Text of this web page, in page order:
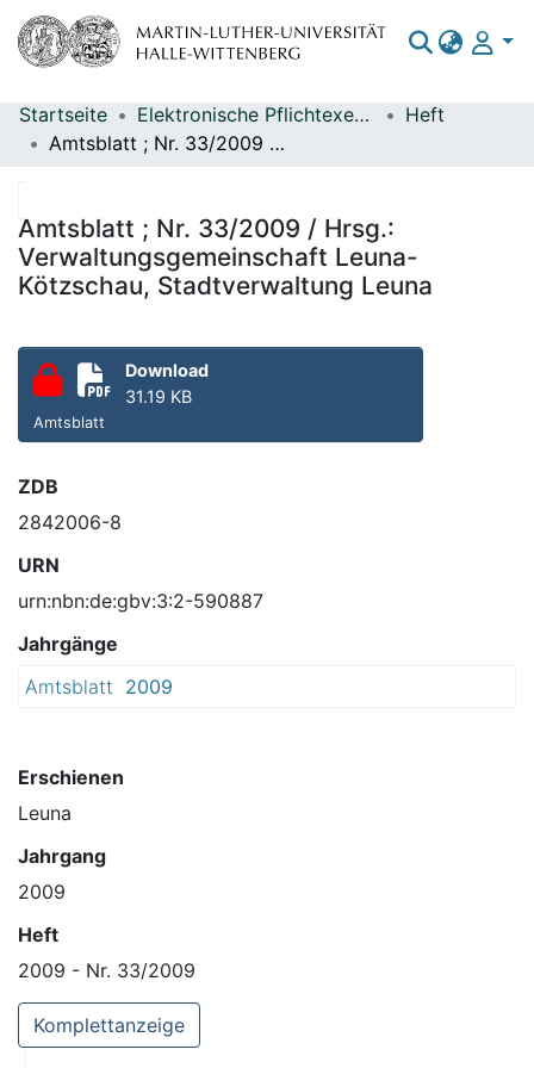
Bereiche & Sammlungen
Statistiken
Startseite Elektronische Pflichtexemplare
Heft
Amtsblatt ; Nr. 33/2009 / Hrsg.: Verwaltungsgemeinschaft Leuna-Kötzschau, Stadtverwaltung Leuna
Amtsblatt ; Nr. 33/2009 / Hrsg.:
Verwaltungsgemeinschaft Leuna-
Kötzschau, Stadtverwaltung Leuna
Download
31.19 KB
Amtsblatt
ZDB
2842006-8
URN
urn:nbn:de:gbv:3:2-590887
Jahrgänge
Amtsblatt 2009
Erschienen
Leuna
Jahrgang
2009
Heft
2009 - Nr. 33/2009
Komplettanzeige